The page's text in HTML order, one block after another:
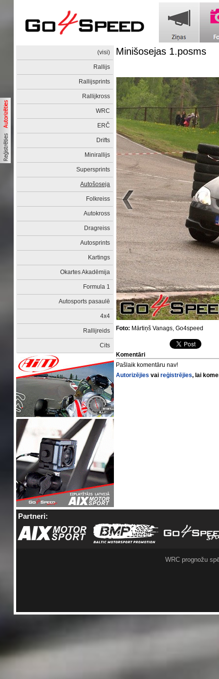
(visi)
Rallijs
Rallijsprints
Rallijkross
WRC
ERČ
Drifts
Minirallijs
Supersprints
Autošoseja
Folkreiss
Autokross
Dragreiss
Autosprints
Kartings
Okartes Akadēmija
Formula 1
Autosports pasaulē
4x4
Rallijreids
Cits
Minišosejas 1.posms
Foto: Mārtiņš Vanags, Go4speed
Komentāri
Pašlaik komentāru nav!
Autorizējies vaireģistrējies, lai
Partneri:
WRC prognožu